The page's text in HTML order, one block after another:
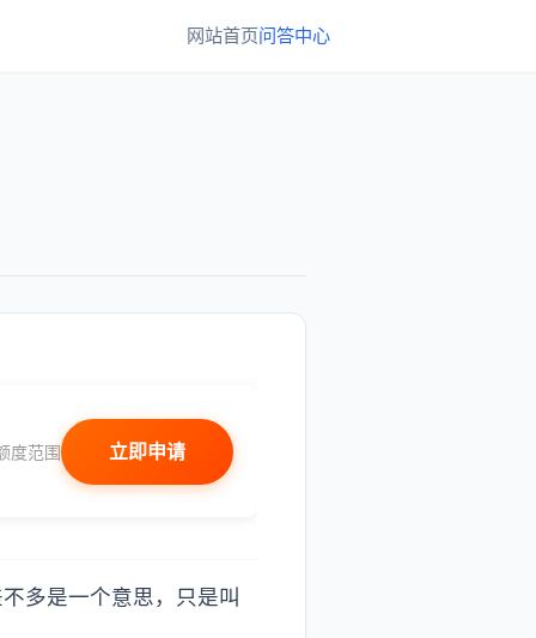
网站首页问答中心
度范围 立即申请
多是一个意思，只是叫